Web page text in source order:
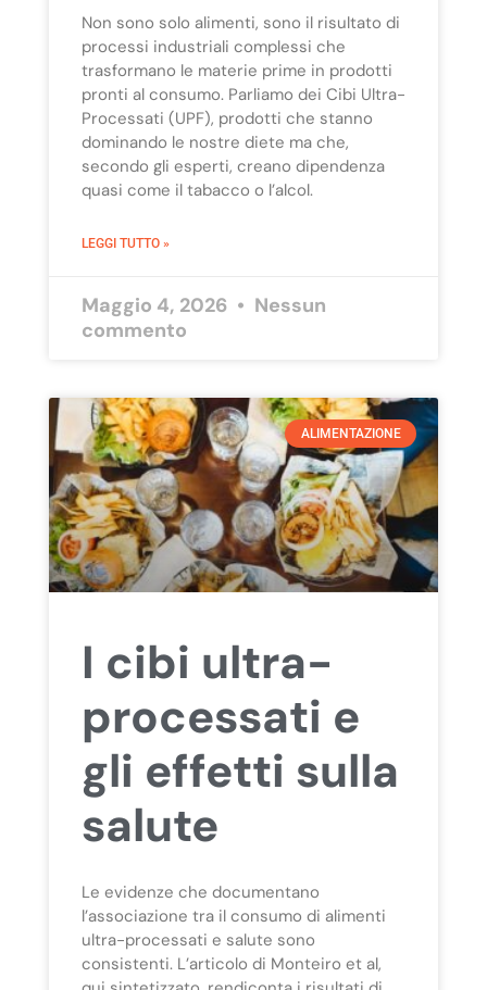
Non sono solo alimenti, sono il risultato di
processi industriali complessi che
trasformano le materie prime in prodotti
pronti al consumo. Parliamo dei Cibi Ultra-
Processati (UPF), prodotti che stanno
dominando le nostre diete ma che,
secondo gli esperti, creano dipendenza
quasi come il tabacco o l’alcol.
LEGGI TUTTO »
Maggio 4, 2026
Nessun
commento
ALIMENTAZIONE
I cibi ultra-
processati e
gli effetti sulla
salute
Le evidenze che documentano
l’associazione tra il consumo di alimenti
ultra-processati e salute sono
consistenti. L’articolo di Monteiro et al,